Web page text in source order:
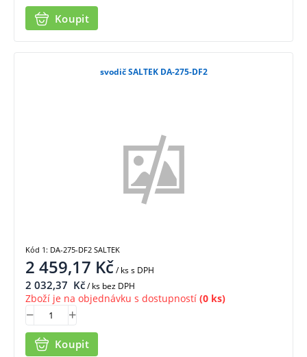
Koupit
svodič SALTEK DA-275-DF2
2 459,17 Kč/ kss DPH
2 032,37 Kč/ ks bez DPH
Zboží je na objednávku s dostupností (0 ks)
Koupit
Kód 1: DA-275-DF2 SALTEK